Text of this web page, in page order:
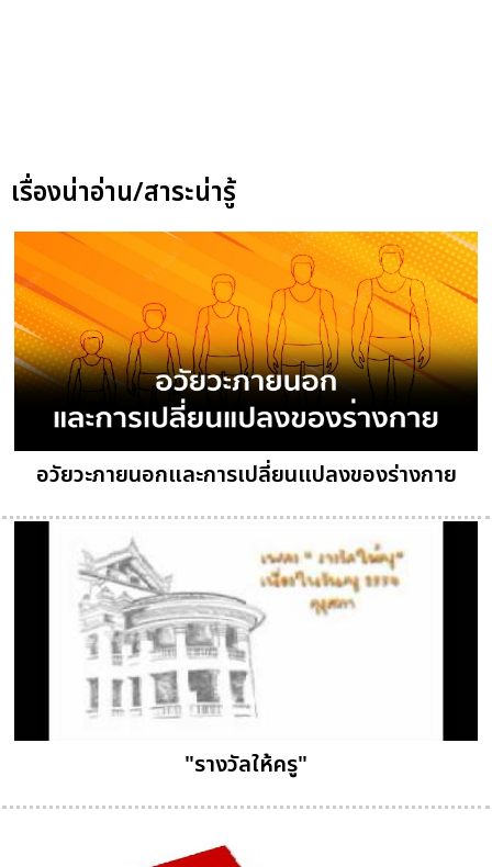
เรื่องน่าอ่าน/สาระน่ารู้
อวัยวะภายนอกและการเปลี่ยนแปลงของร่างกาย
"รางวัลให้ครู"